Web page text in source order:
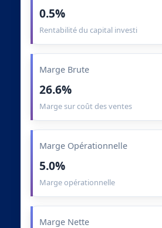
0.5%
Rentabilité du capital investi
Marge Brute
26.6%
Marge sur coût des ventes
Marge Opérationnelle
5.0%
Marge opérationnelle
Marge Nette